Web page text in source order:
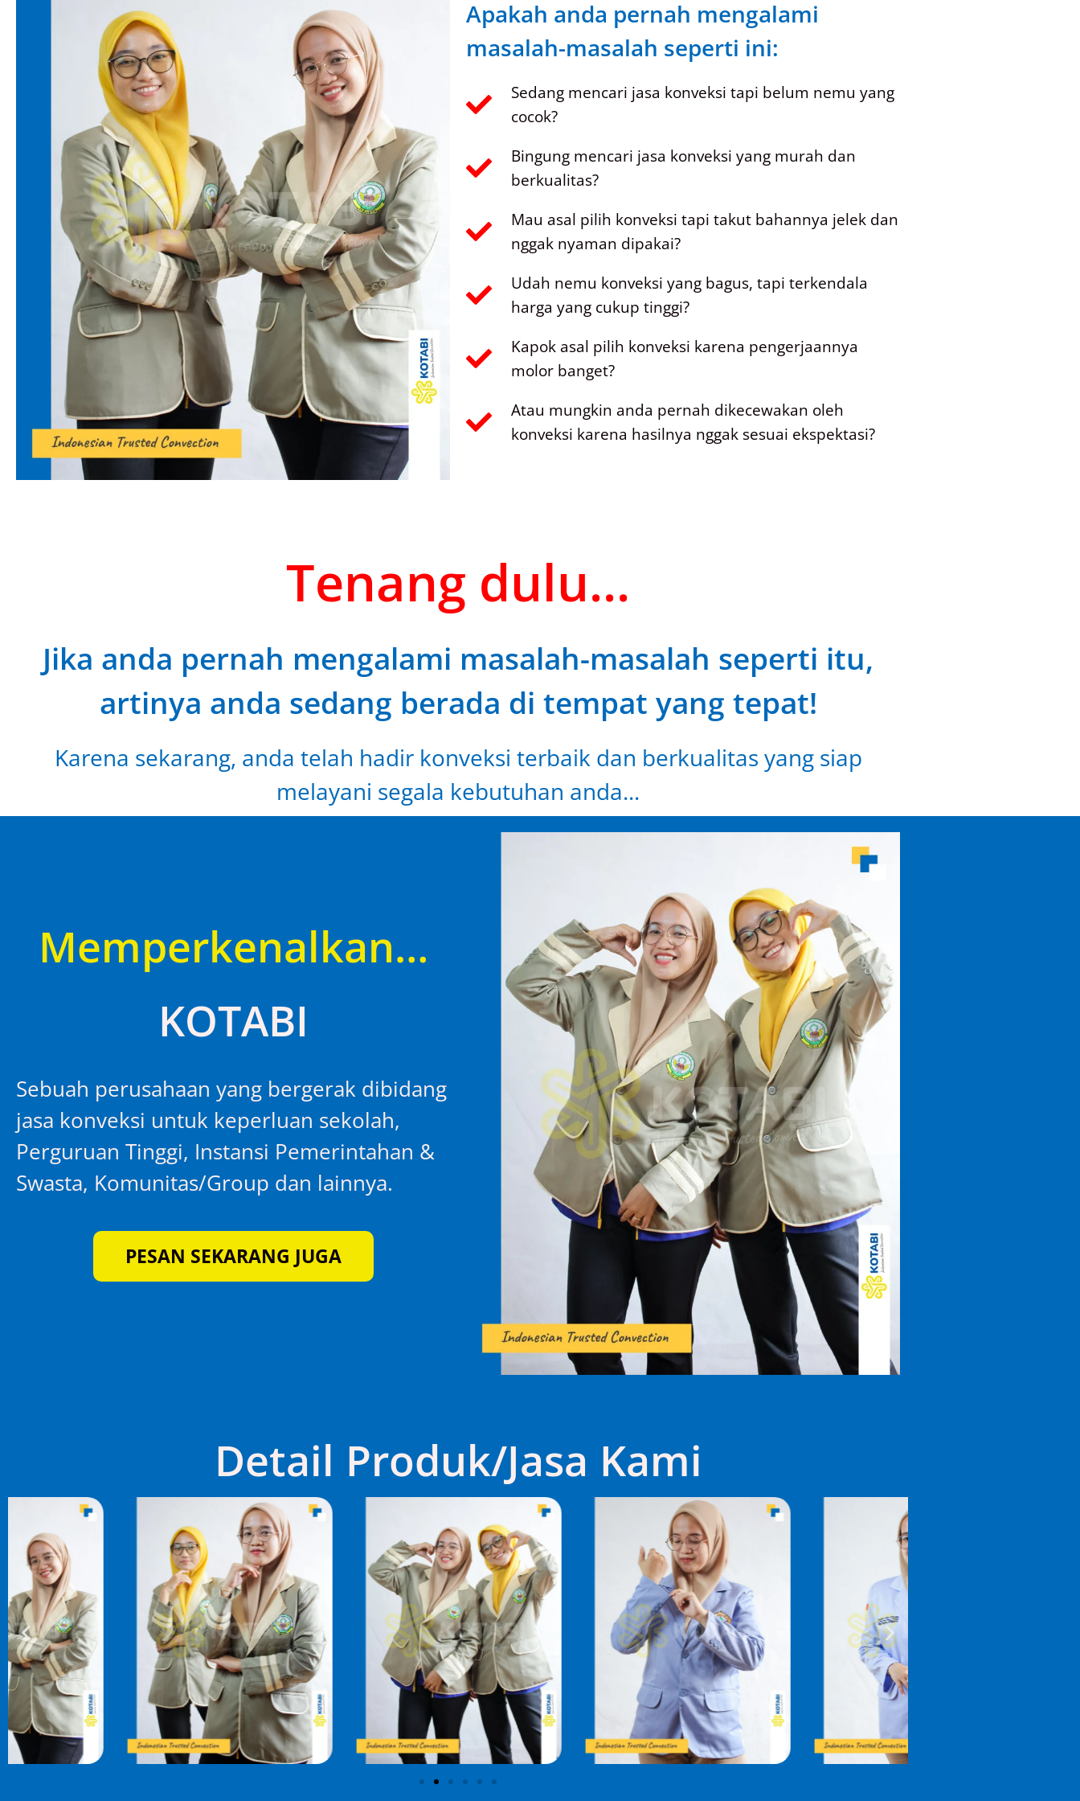
Apakah anda pernah mengalami
masalah-masalah seperti ini:
Sedang mencari jasa konveksi tapi belum nemu yang
cocok?
Bingung mencari jasa konveksi yang murah dan
berkualitas?
Mau asal pilih konveksi tapi takut bahannya jelek dan
nggak nyaman dipakai?
Udah nemu konveksi yang bagus, tapi terkendala
harga yang cukup tinggi?
Kapok asal pilih konveksi karena pengerjaannya
molor banget?
Atau mungkin anda pernah dikecewakan oleh
konveksi karena hasilnya nggak sesuai ekspektasi?
Tenang dulu...
Jika anda pernah mengalami masalah-masalah seperti itu,
artinya anda sedang berada di tempat yang tepat!
Karena sekarang, anda telah hadir konveksi terbaik dan berkualitas yang siap
melayani segala kebutuhan anda...
Memperkenalkan…
KOTABI
Sebuah perusahaan yang bergerak dibidang
jasa konveksi untuk keperluan sekolah,
Perguruan Tinggi, Instansi Pemerintahan &
Swasta, Komunitas/Group dan lainnya.
PESAN SEKARANG JUGA
Detail Produk/Jasa Kami